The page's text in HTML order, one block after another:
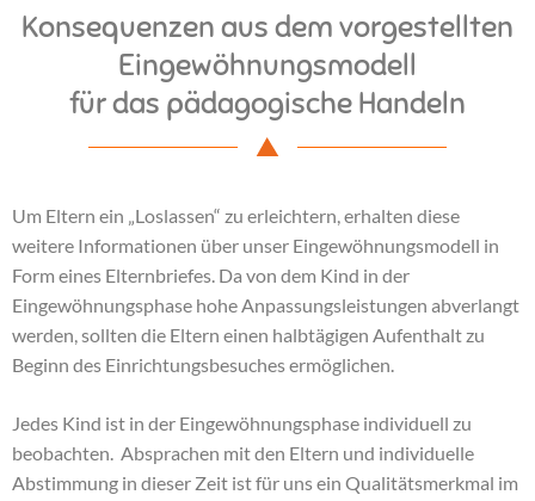
Konsequenzen aus dem vorgestellten
Eingewöhnungsmodell
für das pädagogische Handeln
Um Eltern ein „Loslassen“ zu erleichtern, erhalten diese
weitere Informationen über unser Eingewöhnungsmodell in
Form eines Elternbriefes. Da von dem Kind in der
Eingewöhnungsphase hohe Anpassungsleistungen abverlangt
werden, sollten die Eltern einen halbtägigen Aufenthalt zu
Beginn des Einrichtungsbesuches ermöglichen.
Jedes Kind ist in der Eingewöhnungsphase individuell zu
beobachten. Absprachen mit den Eltern und individuelle
Abstimmung in dieser Zeit ist für uns ein Qualitätsmerkmal im